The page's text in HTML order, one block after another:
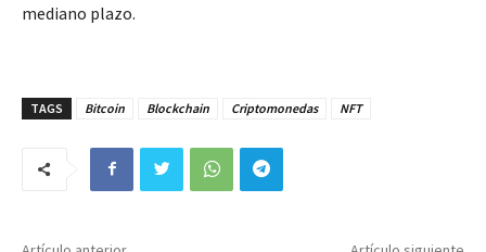
mediano plazo.
TAGS Bitcoin Blockchain Criptomonedas NFT